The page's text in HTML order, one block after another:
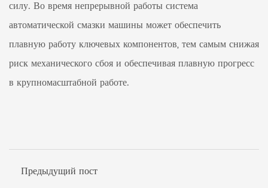
силу. Во время непрерывной работы система
автоматической смазки машины может обеспечить
плавную работу ключевых компонентов, тем самым снижая
риск механического сбоя и обеспечивая плавную прогресс
в крупномасштабной работе.
Предыдущий пост